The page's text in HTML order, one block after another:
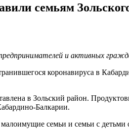
семьям
и активных
коронавируса в
в Зольский район.
Балкарии.
семьи и семьи с